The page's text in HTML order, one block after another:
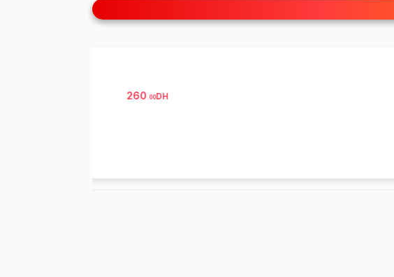
260.00DH